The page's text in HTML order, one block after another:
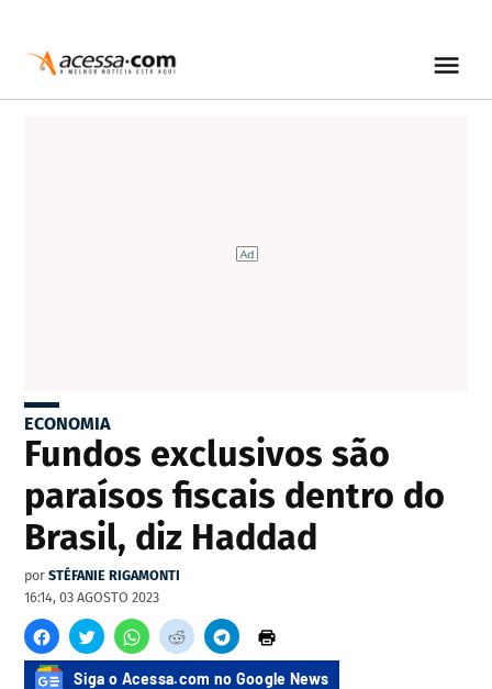
ECONOMIA
Fundos exclusivos são
paraísos fiscais dentro do
Brasil, diz Haddad
por STÉFANIE RIGAMONTI
16:14, 03 AGOSTO 2023
Siga o Acessa.com no Google News